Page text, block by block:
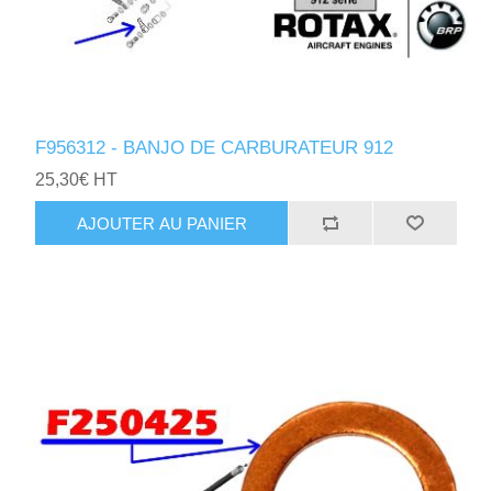
F956312 - BANJO DE CARBURATEUR 912
25,30€ HT
AJOUTER AU PANIER